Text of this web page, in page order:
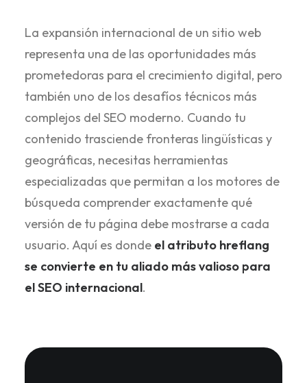
La expansión internacional de un sitio web
representa una de las oportunidades más
prometedoras para el crecimiento digital, pero
también uno de los desafíos técnicos más
complejos del SEO moderno. Cuando tu
contenido trasciende fronteras lingüísticas y
geográficas, necesitas herramientas
especializadas que permitan a los motores de
búsqueda comprender exactamente qué
versión de tu página debe mostrarse a cada
usuario. Aquí es donde el atributo hreflang
se convierte en tu aliado más valioso para
el SEO internacional.